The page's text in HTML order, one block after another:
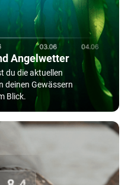
Angelwetter
du die aktuellen
deinen Gewässern
Blick.